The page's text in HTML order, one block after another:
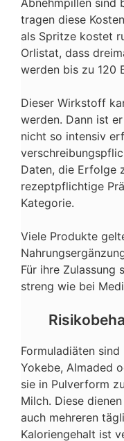
tragen diese
als Spritze kostet
Orlistat, dass
werden bis zu 120
Dieser Wirkstoff
werden. Dann ist
nicht so intensiv
Daten, die Erfolge
rezeptpflichtige
Kategorie.
Viele Produkte
Für ihre Zulassung
streng wie bei
Formuladiäten
Yokebe, Almaded
sie in Pulverform
Milch. Diese
auch mehreren
Kaloriengehalt ist